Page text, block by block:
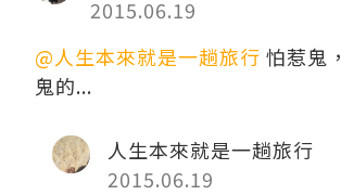
2015.06.19
@人生本來就是一趟旅行 怕惹鬼
鬼的...
人生本來就是一趟旅行
2015.06.19